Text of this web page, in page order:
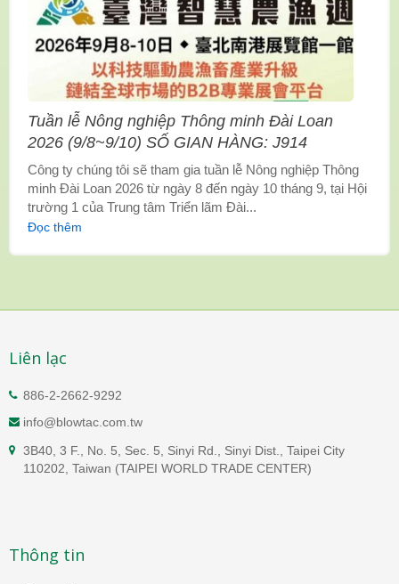
Tuần lễ Nông nghiệp Thông minh Đài Loan
2026 (9/8~9/10) SỐ GIAN HÀNG: J914
Công ty chúng tôi sẽ tham gia tuần lễ Nông nghiệp Thông
minh Đài Loan 2026 từ ngày 8 đến ngày 10 tháng 9, tại Hội
trường 1 của Trung tâm Triển lãm Đài...
Đọc thêm
Liên lạc
886-2-2662-9292
info@blowtac.com.tw
3B40, 3 F., No. 5, Sec. 5, Sinyi Rd., Sinyi Dist., Taipei City
110202, Taiwan (TAIPEI WORLD TRADE CENTER)
Thông tin